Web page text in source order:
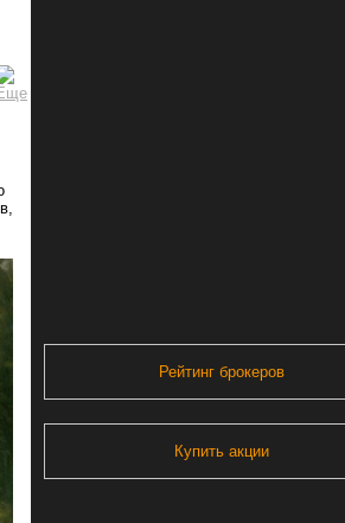
Рейтинг брокеров
Купить акции